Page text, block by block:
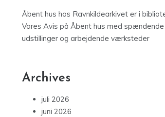
Åbent hus hos Ravnkildearkivet er i
Vores Avis på Åbent hus med spændende
udstillinger og arbejdende værksteder
Archives
juli 2026
juni 2026